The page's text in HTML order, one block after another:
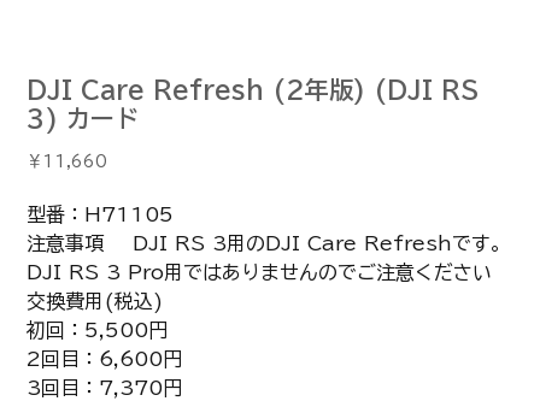
DJI Care Refresh (2年版) (DJI RS
3) カード
価
格
￥11,660
型番：H71105
注意事項 DJI RS 3用のDJI Care Refreshです。
DJI RS 3 Pro用ではありませんのでご注意ください
交換費用(税込)
初回：5,500円
2回目：6,600円
3回目：7,370円